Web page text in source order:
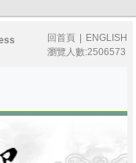
回首頁
ENGLISH
瀏覽人數:2506573